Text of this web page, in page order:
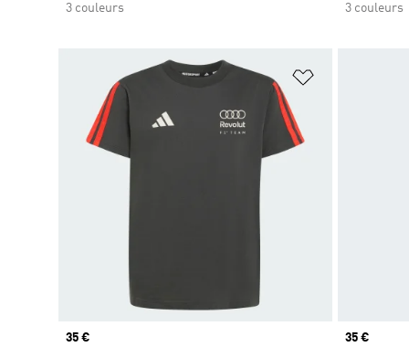
3 couleurs
3 couleurs
Ajouter à la
Prix
35 €
Prix
35 €